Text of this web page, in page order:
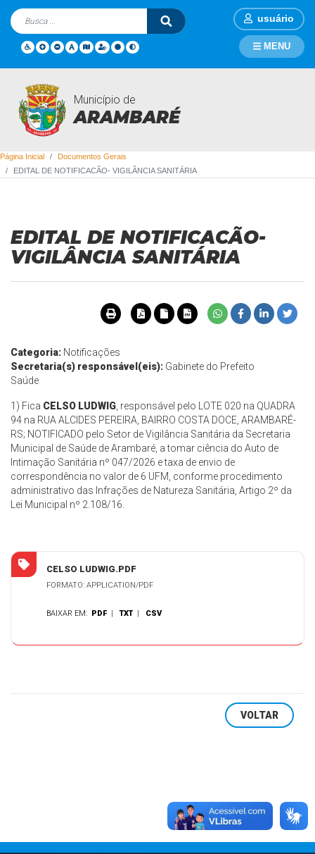
usuário
Município de
ARAMBARÉ
MENU
Documentos Gerais
Página Inicial
Documentos Gerais
EDITAL DE NOTIFICACÃO- VIGILÂNCIA SANITÁRIA
EDITAL DE NOTIFICACÃO-
VIGILÂNCIA SANITÁRIA
Categoria: Notificações
Secretaria(s) responsável(eis): Gabinete do Prefeito
Saúde
1) Fica CELSO LUDWIG , responsável pelo LOTE 020 na QUADRA
94 na RUA ALCIDES PEREIRA, BAIRRO COSTA DOCE, ARAMBARÉ-
RS; NOTIFICADO pelo Setor de Vigilância Sanitária da Secretaria
Municipal de Saúde de Arambaré, a tomar ciência do Auto de
Intimação Sanitária nº 047/2026 e taxa de envio de
correspondência no valor de 6 UFM, conforme procedimento
administrativo das Infrações de Natureza Sanitária, Artigo 2º da
Lei Municipal nº 2.108/16.
CELSO LUDWIG.PDF
FORMATO: APPLICATION/PDF
BAIXAR EM: PDF |TXT | CSV
VOLTAR